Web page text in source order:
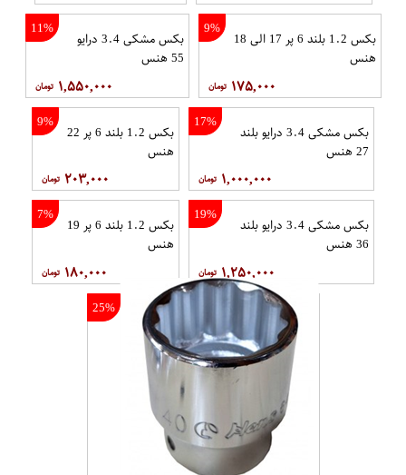
9%
بکس 1.2 بلند 6 پر 17 الی 18
هنس
۱۷۵,۰۰۰
11%
بکس مشکی 3.4 درایو
55 هنس
۱,۵۵۰,۰۰۰
17%
بکس مشکی 3.4 درایو بلند
27 هنس
۱,۰۰۰,۰۰۰
9%
بکس 1.2 بلند 6 پر 22
هنس
۲۰۳,۰۰۰
19%
بکس مشکی 3.4 درایو بلند
36 هنس
۱,۲۵۰,۰۰۰
7%
بکس 1.2 بلند 6 پر 19
هنس
۱۸۰,۰۰۰
25%